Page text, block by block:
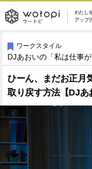
わたしを
アップ
wotopi
-
ウ
ー
ト
ピ
メ
ニ
ュ
ー
恋愛・結婚
美容・コスメ
健康
ワークスタイル
DJあおいの「私は仕事
ひーん、まだお正月
取り戻す方法【DJあ